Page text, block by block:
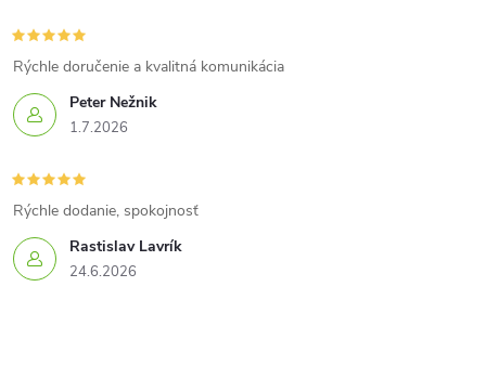
Peter Nežnik
1.7.2026
Rýchle doručenie a kvalitná komunikácia
Rastislav Lavrík
24.6.2026
Rýchle dodanie, spokojnosť